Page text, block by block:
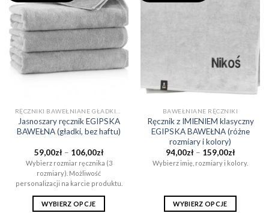
Jasnoszary ręcznik EGIPSKA
BAWEŁNA (gładki, bez haftu)
59,00zł – 106,00złZakres
cen:
od
do
Wybierz rozmiar ręcznika (3
rozmiary). Możliwość
personalizacji na karcie produktu.
WYBIERZ OPCJE
BAWEŁNIANE RĘCZNIKI
Ręcznik z IMIENIEM klasyczny
EGIPSKA BAWEŁNA (różne
rozmiary i kolory)
94,00zł – 159,00złZakres
cen:
od
Wybierz imię, rozmiary i kolory.
WYBIERZ OPCJE